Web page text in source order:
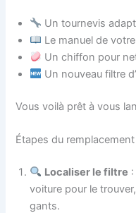
Un tournevis
Le manuel de
Un chiffon pour
Un nouveau filtre
Vous voilà prêt à vous
Étapes du remplacement
Localiser le filtre
voiture pour le
gants.